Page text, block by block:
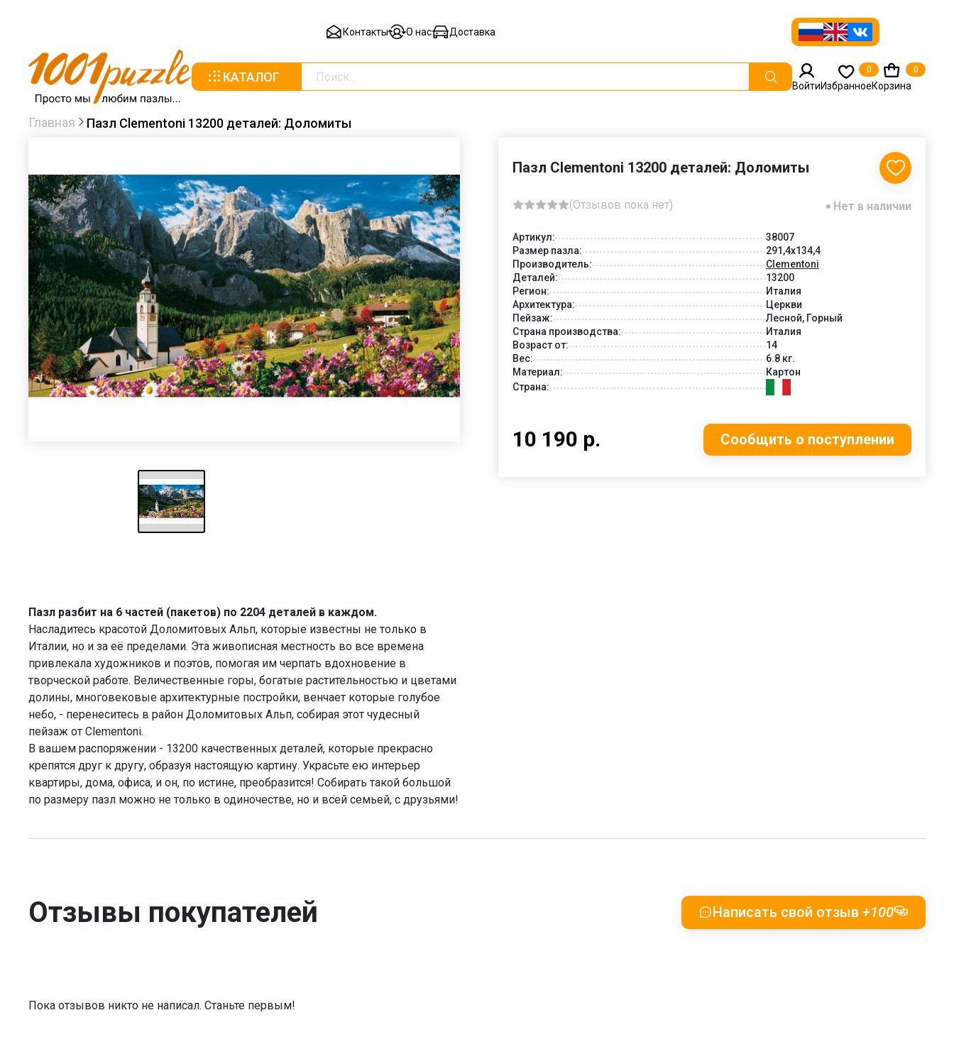
Контакты О нас Доставка
КАТАЛОГ
ВойтиИзбранное
0
Корзина
0
Главная Пазл Clementoni 13200 деталей: Доломиты
Пазл разбит на 6 частей (пакетов) по 2204 деталей в каждом.
Насладитесь красотой Доломитовых Альп, которые известны не только в
Италии, но и за её пределами. Эта живописная местность во все времена
привлекала художников и поэтов, помогая им черпать вдохновение в
творческой работе. Величественные горы, богатые растительностью и цветами
долины, многовековые архитектурные постройки, венчает которые голубое
небо, - перенеситесь в район Доломитовых Альп, собирая этот чудесный
пейзаж от Clementoni.
В вашем распоряжении - 13200 качественных деталей, которые прекрасно
крепятся друг к другу, образуя настоящую картину. Украсьте ею интерьер
квартиры, дома, офиса, и он, по истине, преобразится! Собирать такой большой
по размеру пазл можно не только в одиночестве, но и всей семьей, с друзьями!
Пазл Clementoni 13200 деталей: Доломиты
(Отзывов пока нет) Нет в наличии
Артикул:
38007
Размер пазла:
291,4x134,4
Производитель:
Clementoni
Деталей:
13200
Регион:
Италия
Архитектура:
Церкви
Пейзаж:
Лесной, Горный
Страна производства:
Италия
Возраст от:
14
Вес:
6.8 кг.
Материал:
Картон
Страна:
10 190 р. Сообщить о поступлении
Отзывы покупателей Написать свой отзыв +100
Пока отзывов никто не написал. Станьте первым!